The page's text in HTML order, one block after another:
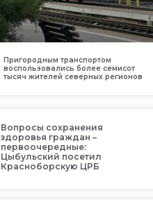
Пригородным транспортом
воспользовались более семисот
тысяч жителей северных регионов
Вопросы сохранения
здоровья граждан –
первоочередные:
Цыбульский посетил
Красноборскую ЦРБ